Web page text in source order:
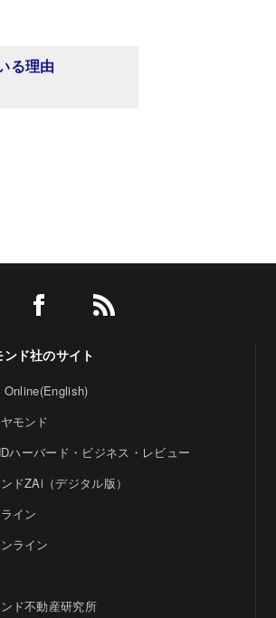
る理由
ド社のサイト
Online(English)
モンド
ハーバード・ビジネス・レビュー
ドZAi（デジタル版）
イン
ライン
ド不動産研究所